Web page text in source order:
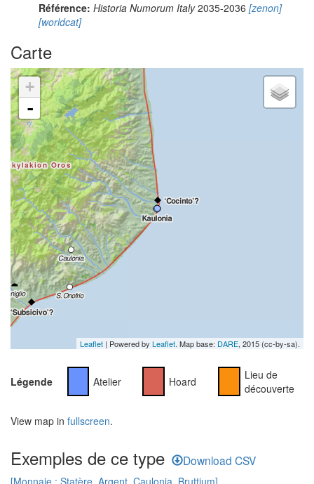
Référence: Historia Numorum Italy2035-2036 [zenon]
[worldcat]
Carte
+
-
Leaflet | Powered by Leaflet. Map base: DARE, 2015 (cc-by-sa).
Légende Atelier Hoard
Lieu de
découverte
View map in fullscreen.
Exemples de ce type Download CSV
[Monnaie : Statère, Argent, Caulonia, Bruttium]